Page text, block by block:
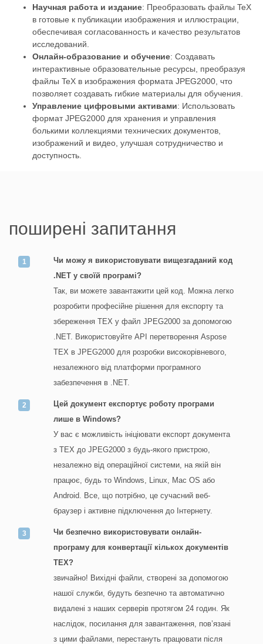
Научная работа и издание: Преобразовать файлы TeX
в готовые к публикации изображения и иллюстрации,
обеспечивая согласованность и качество результатов
исследований.
Онлайн-образование и обучение: Создавать
интерактивные образовательные ресурсы, преобразуя
файлы TeX в изображения формата JPEG2000, что
позволяет создавать гибкие материалы для обучения.
Управление цифровыми активами: Использовать
формат JPEG2000 для хранения и управления
болькими коллекциями технических документов,
изображений и видео, улучшая сотрудничество и
доступность.
поширені запитання
Чи можу я використовувати вищезгаданий код
.NET у своїй програмі?
Так, ви можете завантажити цей код. Можна легко
розробити професійне рішення для експорту та
збереження TEX у файл JPEG2000 за допомогою
.NET. Використовуйте API перетворення Aspose
TEX в JPEG2000 для розробки високорівневого,
незалежного від платформи програмного
забезпечення в .NET.
Цей документ експортує роботу програми
лише в Windows?
У вас є можливість ініціювати експорт документа
з TEX до JPEG2000 з будь-якого пристрою,
незалежно від операційної системи, на якій він
працює, будь то Windows, Linux, Mac OS або
Android. Все, що потрібно, це сучасний веб-
браузер і активне підключення до Інтернету.
Чи безпечно використовувати онлайн-
програму для конвертації кількох документів
TEX?
звичайно! Вихідні файли, створені за допомогою
нашої служби, будуть безпечно та автоматично
видалені з наших серверів протягом 24 годин. Як
наслідок, посилання для завантаження, пов’язані
з цими файлами, перестануть працювати після